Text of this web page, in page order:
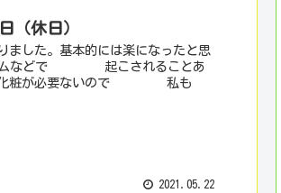
（休日）
ました。基本的には楽になったと思
ームなどで 起こされることあ
化粧が必要ないので 私も
2021.05.22